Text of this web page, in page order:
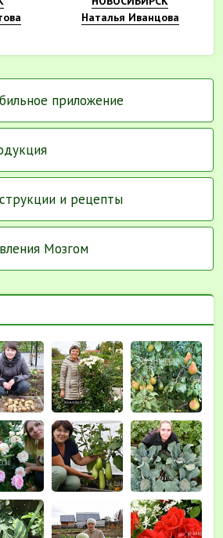
Наталья Иванцова
приложение
и рецепты
Мозгом